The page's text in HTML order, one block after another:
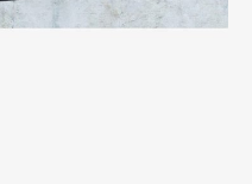
Marianne Venkov & styl